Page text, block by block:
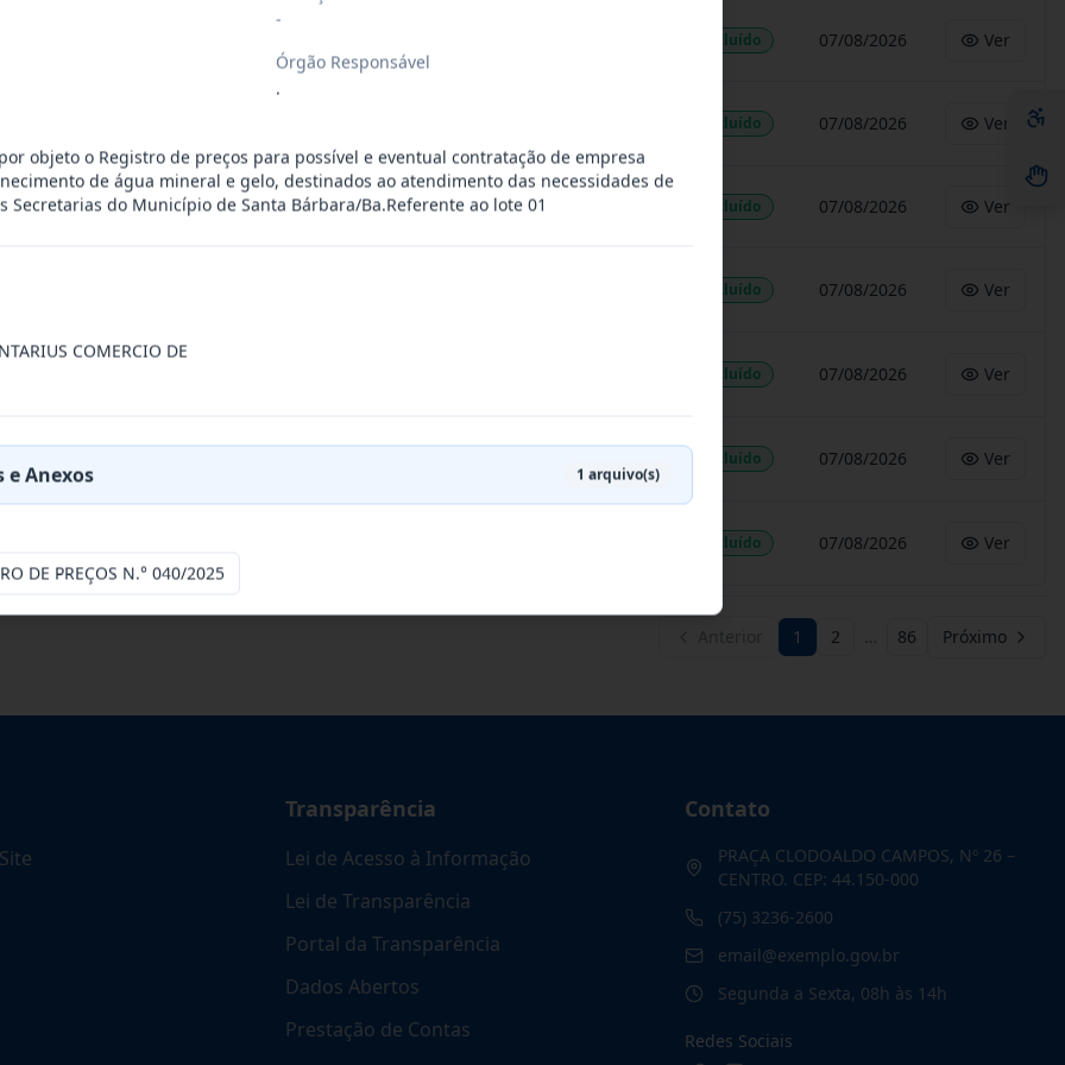
Concluído 07/08/2026 Ver
De Serviços De Artistas Locais: Art Concluído 07/08/2026 Ver
ESPECIALIZADA PARA FORNECIMENTO E IMP... Concluído 07/08/2026 Ver
mecânicas especializada para pres Concluído 07/08/2026 Ver
mecânicas especializada para pres Concluído 07/08/2026 Ver
mecânicas especializada para pres Concluído 07/08/2026 Ver
mecânicas especializada para pres Concluído 07/08/2026 Ver
1 2 … 86 Próximo
Transparência
Lei de Acesso à Informação
Lei de Transparência
Portal da Transparência
Dados Abertos
Prestação de Contas
Contato
PRAÇA CLODOALDO CAMPOS, Nº 26 –
CENTRO. CEP: 44.150-000
(75) 3236-2600
email@exemplo.gov.br
Segunda a Sexta, 08h às 14h
Redes Sociais
-
Órgão Responsável
.
objeto o Registro de preços para possível e eventual contratação de empresa
de água mineral e gelo, destinados ao atendimento das necessidades de
Secretarias do Município de Santa Bárbara/Ba.Referente ao lote 01
COMERCIO DE
e Anexos 1 arquivo(s)
DE PREÇOS N.° 040/2025